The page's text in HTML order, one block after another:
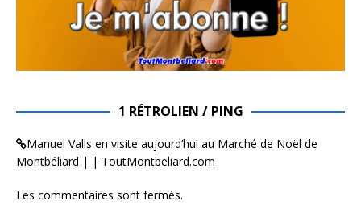
1 RÉTROLIEN / PING
Manuel Valls en visite aujourd’hui au Marché de Noël de
Montbéliard | | ToutMontbeliard.com
Les commentaires sont fermés.